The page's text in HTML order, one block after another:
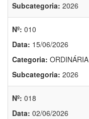
Subcategoria: 2026
Nº: 010
Data: 15/06/2026
Categoria: ORDINÁRIA
Subcategoria: 2026
Nº: 018
Data: 02/06/2026